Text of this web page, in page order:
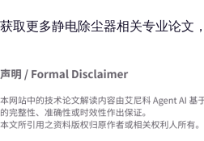
获取更多静电除尘器相关专业论文